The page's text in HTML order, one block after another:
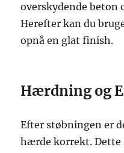
overskydende beton
Herefter kan du
opnå en glat finish.
Hærdning og
Efter støbningen er
hærde korrekt. Dette